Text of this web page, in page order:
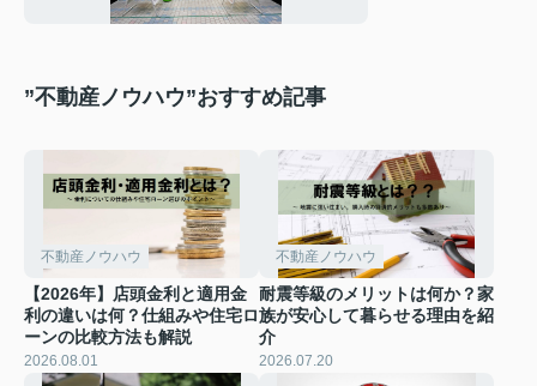
”不動産ノウハウ”おすすめ記事
不動産ノウハウ
【2026年】店頭金利と適用金
利の違いは何？仕組みや住宅ロ
ーンの比較方法も解説
2026.08.01
不動産ノウハウ
耐震等級のメリットは何か？家
族が安心して暮らせる理由を紹
介
2026.07.20